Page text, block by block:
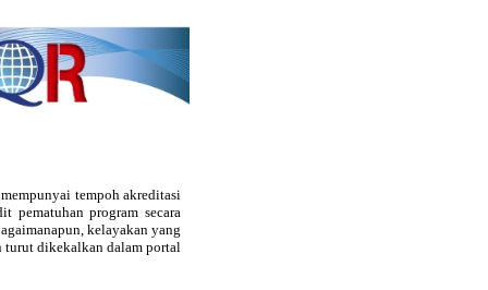
tempoh akreditasi
pematuhan program secara
kelayakan yang
turut dikekalkan dalam portal